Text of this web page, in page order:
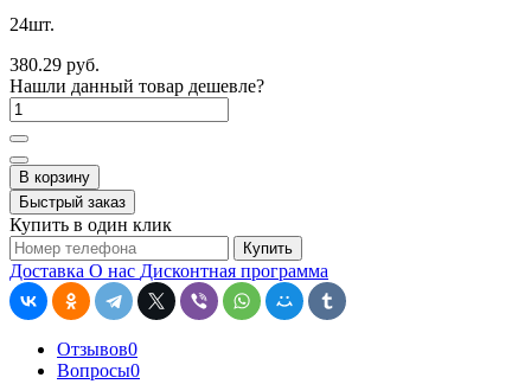
24шт.
380.29 руб.
Нашли данный товар дешевле?
В корзину
Быстрый заказ
Купить в один клик
Купить
Доставка О нас Дисконтная программа
Отзывов0
Вопросы0